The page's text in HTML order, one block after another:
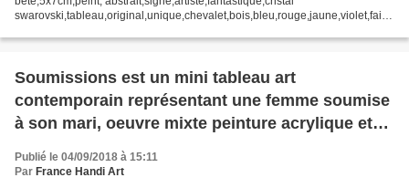
swarovski,tableau,original,unique,chevalet,bois,bleu,rouge,jaune,violet,fait
Soumissions est un mini tableau art
contemporain représentant une femme soumise
à son mari, oeuvre mixte peinture acrylique et
bleu jaune rouge orange marron noir violet
Publié le 04/09/2018 à 15:11
Par France Handi Art